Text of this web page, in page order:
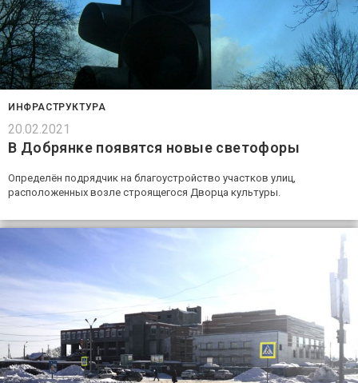
ИНФРАСТРУКТУРА
20.02.2021
В Добрянке появятся новые светофоры
Определён подрядчик на благоустройство участков улиц,
расположенных возле строящегося Дворца культуры.